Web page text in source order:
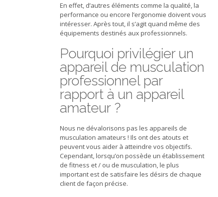
En effet, d’autres éléments comme la qualité, la
performance ou encore l’ergonomie doivent vous
intéresser. Après tout, il s’agit quand même des
équipements destinés aux professionnels.
Pourquoi privilégier un
appareil de musculation
professionnel par
rapport à un appareil
amateur ?
Nous ne dévalorisons pas les appareils de
musculation amateurs ! Ils ont des atouts et
peuvent vous aider à atteindre vos objectifs.
Cependant, lorsqu’on possède un établissement
de fitness et / ou de musculation, le plus
important est de satisfaire les désirs de chaque
client de façon précise.